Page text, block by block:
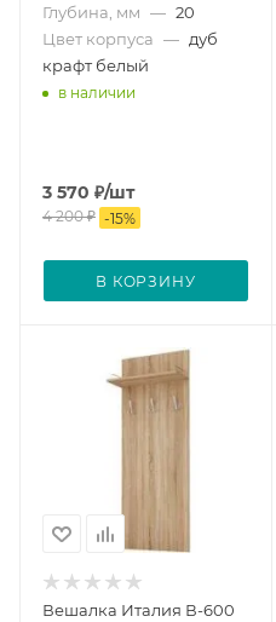
Глубина, мм — 20
Цвет корпуса — дуб
крафт белый
в наличии
3 570 ₽/шт
4 200₽ -15%
В КОРЗИНУ
Вешалка Италия В-600